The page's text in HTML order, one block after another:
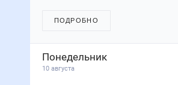
ПОДРОБНО
Понедельник
10 августа